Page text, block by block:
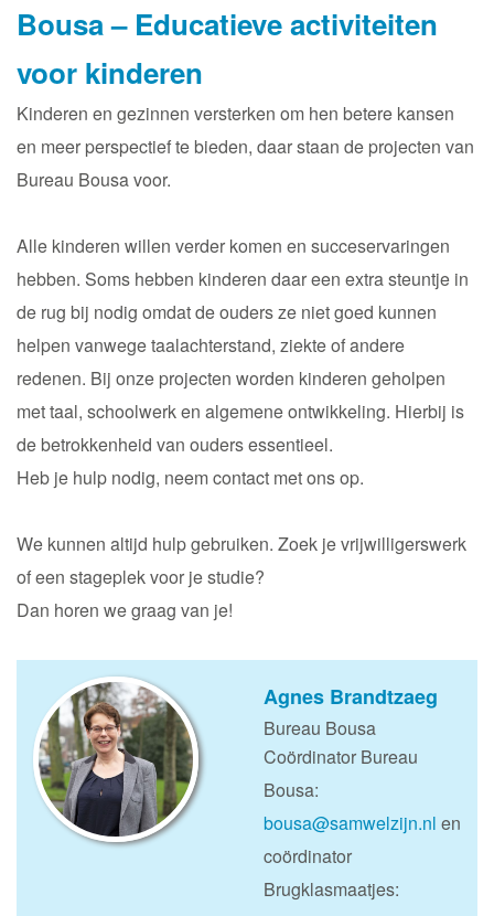
Bousa – Educatieve activiteiten
voor kinderen
Kinderen en gezinnen versterken om hen betere kansen
en meer perspectief te bieden, daar staan de projecten van
Bureau Bousa voor.
Alle kinderen willen verder komen en succeservaringen
hebben. Soms hebben kinderen daar een extra steuntje in
de rug bij nodig omdat de ouders ze niet goed kunnen
helpen vanwege taalachterstand, ziekte of andere
redenen. Bij onze projecten worden kinderen geholpen
met taal, schoolwerk en algemene ontwikkeling. Hierbij is
de betrokkenheid van ouders essentieel.
Heb je hulp nodig, neem contact met ons op.
We kunnen altijd hulp gebruiken. Zoek je vrijwilligerswerk
of een stageplek voor je studie?
Dan horen we graag van je!
Agnes Brandtzaeg
Bureau Bousa
Coördinator Bureau
Bousa:
bousa@samwelzijn.nl en
coördinator
Brugklasmaatjes: